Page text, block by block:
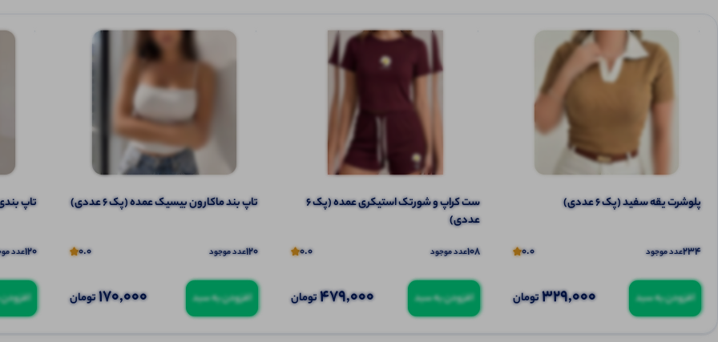
پلوشرت یقه سفید (پک 6 عددی)
234عدد موجود 0.0
افزودن به سبد 329,000تومان
ست کراپ و شورتک استیکری عمده (پک 6
عددی)
108عدد موجود 0.0
افزودن به سبد 479,000تومان
تاپ بند ماکارون بیسیک عمده (پک 6 عددی)
120عدد موجود 0.0
افزودن به سبد 170,000تومان
تاپ بندی
120عدد